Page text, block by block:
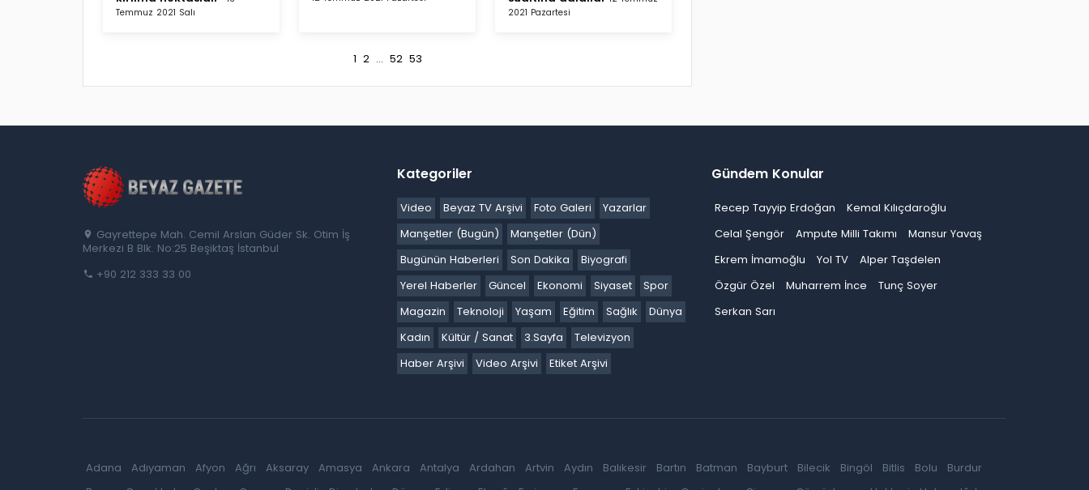
Temmuz 2021 Salı
2021 Pazartesi
1 2... 52 53
Gayrettepe Mah. Cemil Arslan Güder Sk. Otim İş
Merkezi B Blk. No:25 Beşiktaş İstanbul
+90 212 333 33 00
Kategoriler
Video Beyaz TV Arşivi Foto Galeri
Yazarlar
Manşetler (Bugün)
Manşetler (Dün)
Bugünün Haberleri
Son Dakika
Biyografi
Yerel Haberler
Güncel Ekonomi Siyaset
Spor
Magazin
Teknoloji Yaşam Eğitim Sağlık
Dünya
Kadın
Kültür / Sanat 3.Sayfa
Televizyon
Haber Arşivi
Video Arşivi Etiket Arşivi
Gündem Konular
Recep Tayyip Erdoğan
Kemal Kılıçdaroğlu
Celal Şengör
Ampute Milli Takımı
Mansur Yavaş
Ekrem İmamoğlu
Yol TV
Alper Taşdelen
Özgür Özel
Muharrem İnce
Tunç Soyer
Serkan Sarı
Adana Adıyaman Afyon Ağrı Aksaray Amasya Ankara Antalya Ardahan Artvin Aydın Balıkesir Bartın Batman Bayburt Bilecik Bingöl Bitlis Bolu
Burdur